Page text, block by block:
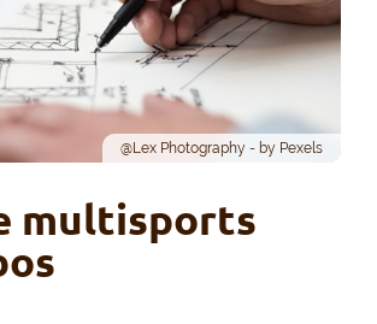
@Lex Photography - by Pexels
multisports